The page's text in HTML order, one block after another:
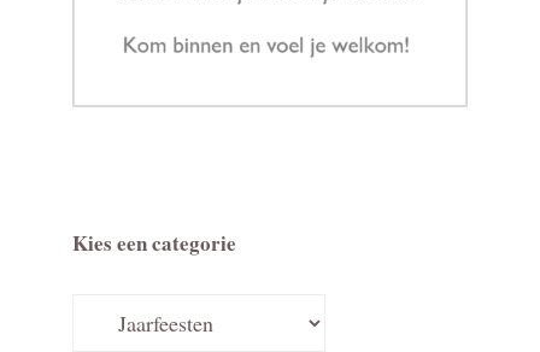
Kies een categorie